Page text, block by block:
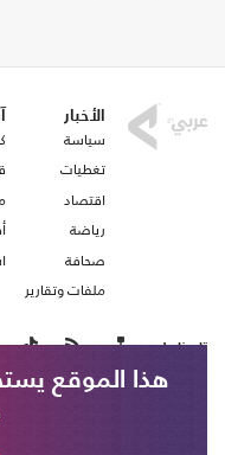
الأخبار
سياسة
تغطيات
اقتصاد
رياضة
صحافة
ملفات وتقارير
تابعنا على
هذا الموقع